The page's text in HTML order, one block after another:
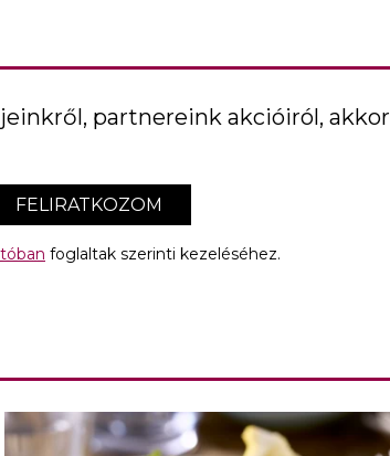
partnereink akcióiról, akkor
FELIRATKOZOM
foglaltak szerinti kezeléséhez.